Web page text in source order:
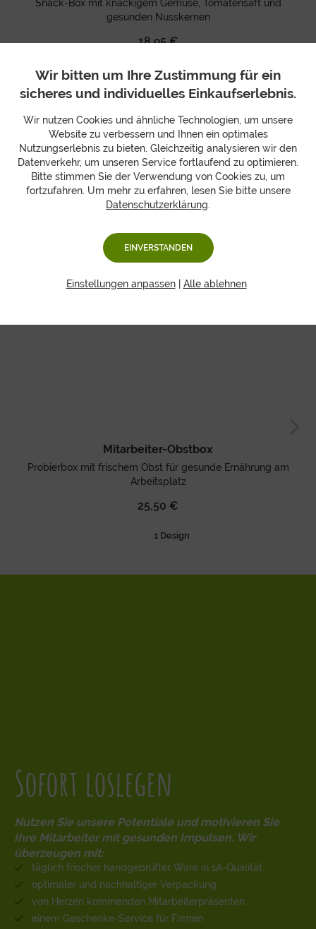
Snack-Box mit knackigem Gemüse, Tomatensaft und
gesunden Nusskernen
18,95 €
+ 3 Designs
Gesunde Vitaminkick-Pausen im Büro
Lassen Sie sich regelmäßig gesunde Obstboxen direkt
ins Büro schicken und sorgen Sie so für vitaminreiche
Pausen für das gesamte Team. Die Anzahl der
und den Lieferrhythmus können Sie individuell
festlegen.
Mitarbeiter-Obstbox
Probierbox mit frischem Obst für gesunde Ernährung am
Arbeitsplatz
25,50 €
1 Design
Sofort loslegen
Nutzen Sie unsere Potentiale und motivieren Sie
Ihre Mitarbeiter mit gesunden Impulsen. Wir
überzeugen mit:
täglich frischer handgeprüfter Ware in 1A-Qualität
optimaler und nachhaltiger Verpackung
von Herzen kommenden Mitarbeiterpräsenten
einem Geschenke-Service für Firmen
Wir bitten um Ihre Zustimmung für ein
sicheres und individuelles Einkaufserlebnis.
Wir nutzen Cookies und ähnliche Technologien, um unsere
Website zu verbessern und Ihnen ein optimales
Nutzungserlebnis zu bieten. Gleichzeitig analysieren wir den
Datenverkehr, um unseren Service fortlaufend zu optimieren.
Bitte stimmen Sie der Verwendung von Cookies zu, um
fortzufahren. Um mehr zu erfahren, lesen Sie bitte unsere
Datenschutzerklärung
EINVERSTANDEN
Einstellungen anpassen| Alle ablehnen